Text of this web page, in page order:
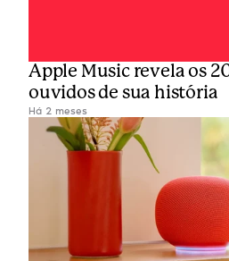
Apple Music revela os
ouvidos de sua história
Há 2 meses